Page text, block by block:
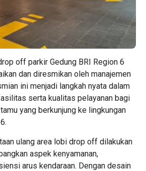
off parkir Gedung BRI Region 6
dan diresmikan oleh manajemen
ini menjadi langkah nyata dalam
serta kualitas pelayanan bagi
yang berkunjung ke lingkungan
ulang area lobi drop off dilakukan
aspek kenyamanan,
arus kendaraan. Dengan desain